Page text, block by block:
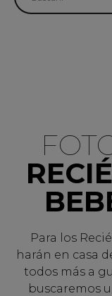
Para los
harán en casa
todos más a
buscaremos